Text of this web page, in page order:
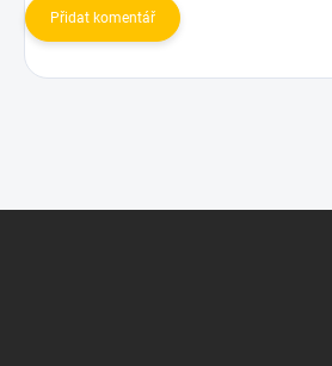
Přidat komentář